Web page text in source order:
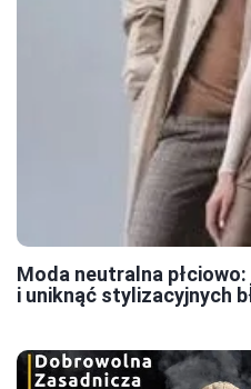
Moda neutralna
i uniknąć stylizacyjnych